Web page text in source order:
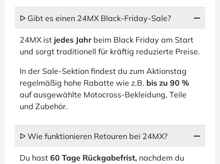
ᐅ Gibt es einen 24MX Black-Friday-Sale?
24MX ist jedes Jahrbeim Black Friday am Start
und sorgt traditionell für kräftig reduzierte Preise.
In der Sale-Sektion findest du zum Aktionstag
regelmäßig hohe Rabatte wie z.B. bis zu 90 %
auf ausgewählte Motocross-Bekleidung, Teile
und Zubehör.
ᐅ Wie funktionieren Retouren bei 24MX?
Du hast 60 Tage Rückgabefrist, nachdem du